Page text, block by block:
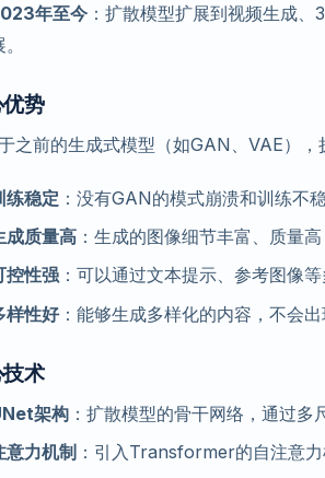
年至今 ：扩散模型扩展到视频生成
势
之前的生成式模型（如GAN、VAE），
练稳定 ：没有GAN的模式崩溃和训练不
成质量高 ：生成的图像细节丰富、质量
控性强 ：可以通过文本提示、参考图像
样性好：能够生成多样化的内容，不会出
术
架构 ：扩散模型的骨干网络，通过多
意力机制 ：引入Transformer的自注意